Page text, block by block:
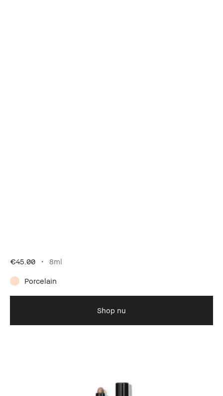
€45.00 8ml
Porcelain
Shop nu